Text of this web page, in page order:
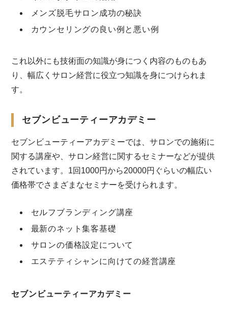
メンズ脱毛サロン成功の秘訣
カウンセリングの良い例と悪い例
これ以外にも技術面の知識が身につく内容のものもあ
り、幅広くサロン経営に役立つ知識を身につけられま
す。
セブンビューティーアカデミー
セブンビューティーアカデミーでは、サロンでの施術に
関する講座や、サロン経営に関するセミナーなどが提供
されています。1回1000円から20000円ぐらいの幅広い
価格帯でさまざまなセミナーを受けられます。
セルフブランディング講座
最新のネット集客基礎
サロンの価格設定について
エステティシャンに向けての経営講座
セブンビューティーアカデミー